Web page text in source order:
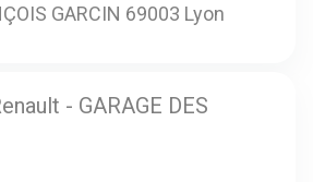
GARCIN 69003 Lyon
- GARAGE DES